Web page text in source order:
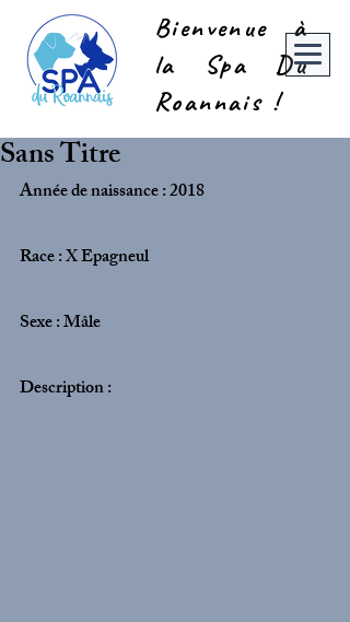
Bienvenue à
la Spa Du
Roannais !
Sans Titre
Année de naissance : 2018
Race : X Epagneul
Sexe : Mâle
Description :